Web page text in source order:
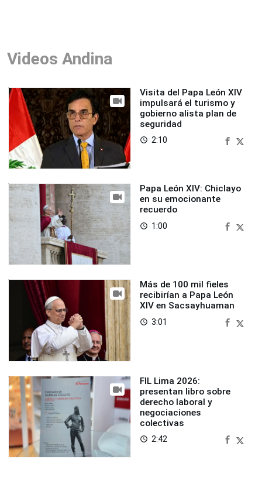
Videos Andina
Visita del Papa León XIV
impulsará el turismo y
gobierno alista plan de
seguridad
access_time 2:10
Papa León XIV: Chiclayo
en su emocionante
recuerdo
access_time 1:00
Más de 100 mil fieles
recibirían a Papa León
XIV en Sacsayhuaman
access_time 3:01
FIL Lima 2026:
presentan libro sobre
derecho laboral y
negociaciones
colectivas
access_time 2:42